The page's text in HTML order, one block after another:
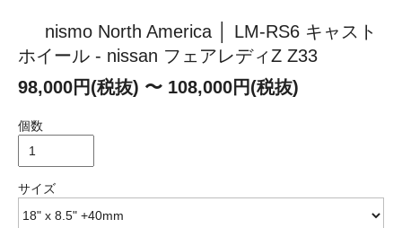
nismo North America │ LM-RS6 キャスト
ホイール - nissan フェアレディZ Z33
98,000円(税抜) 〜 108,000円(税抜)
個数
サイズ